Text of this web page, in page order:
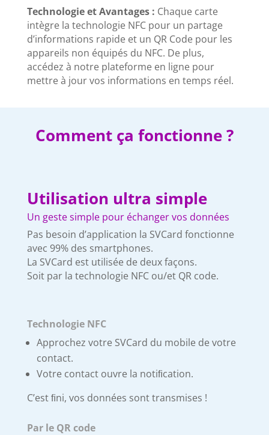
Technologie et Avantages : Chaque carte
intègre la technologie NFC pour un partage
d’informations rapide et un QR Code pour les
appareils non équipés du NFC. De plus,
accédez à notre plateforme en ligne pour
mettre à jour vos informations en temps réel.
Comment ça fonctionne ?
Utilisation ultra simple
Un geste simple pour échanger vos données
Pas besoin d’application la SVCard fonctionne
avec 99% des smartphones.
La SVCard est utilisée de deux façons.
Soit par la technologie NFC ou/et QR code.
Technologie NFC
Approchez votre SVCard du mobile de votre
contact.
Votre contact ouvre la notiﬁcation.
C’est ﬁni, vos données sont transmises !
Par le QR code